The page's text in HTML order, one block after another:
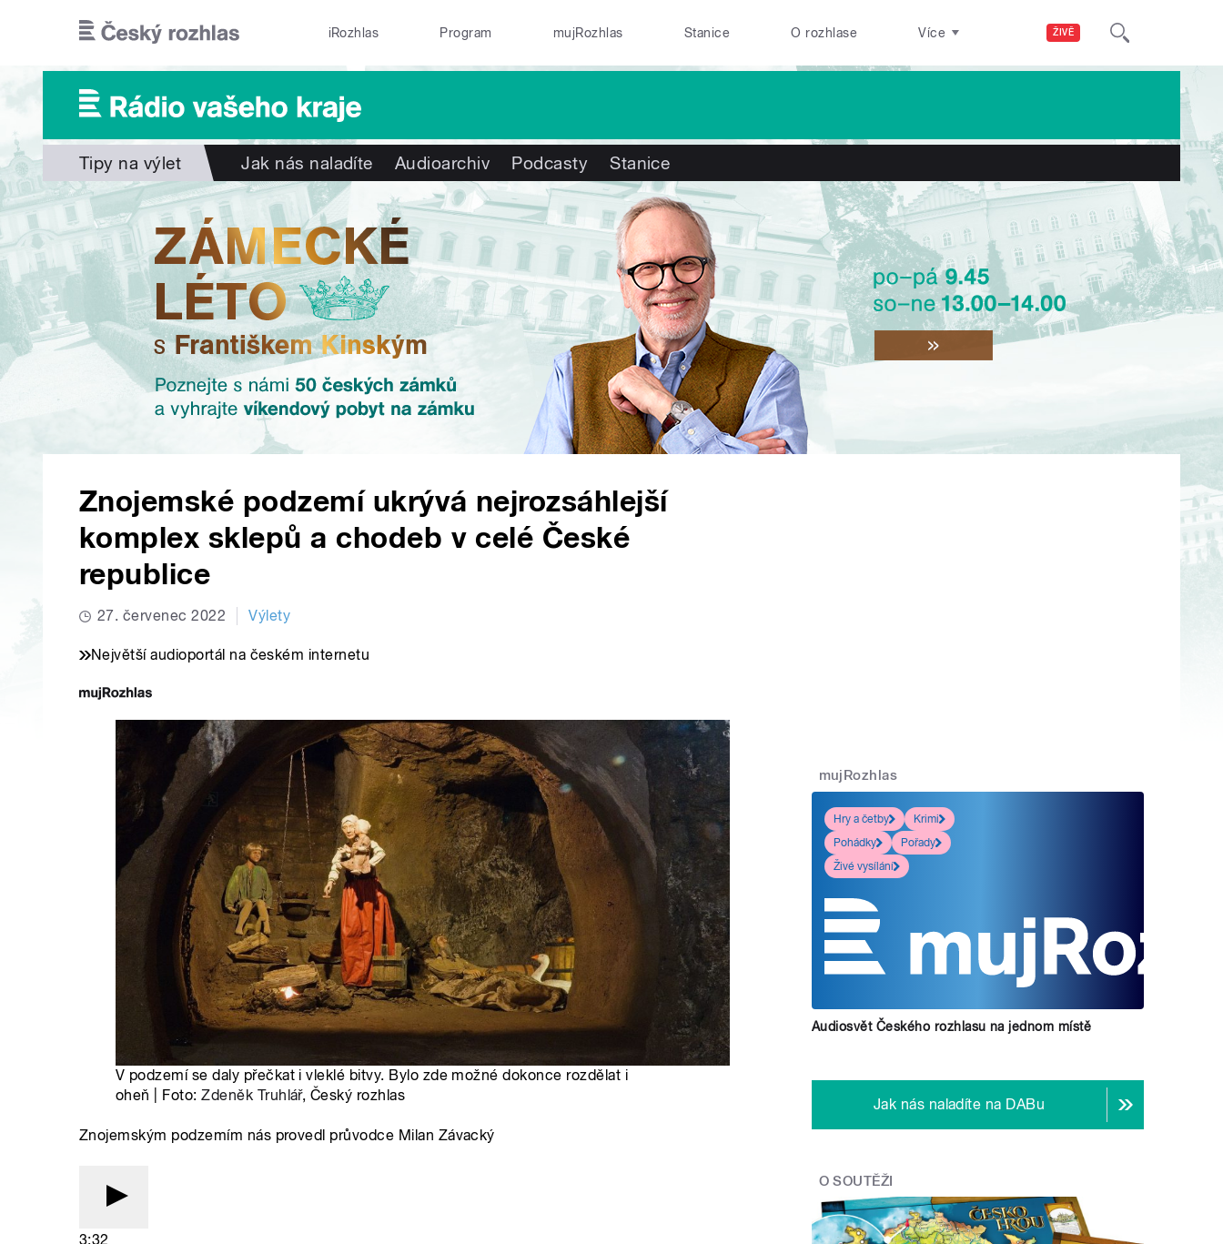
ŽIVĚ
iRozhlas Program mujRozhlas Stanice O rozhlase Více
Tipy na výlet Jak nás naladíte Audioarchiv Podcasty Stanice
Znojemské podzemí ukrývá nejrozsáhlejší
komplex sklepů a chodeb v celé České
republice
27. červenec 2022 Výlety
Největší audioportál na českém internetu
V podzemí se daly přečkat i vleklé bitvy. Bylo zde možné dokonce rozdělat i
oheň | Foto:Zdeněk Truhlář, Český rozhlas
Znojemským podzemím nás provedl průvodce Milan Závacký
3:32
mujRozhlas
Hry a četby
Krimi
Pohádky
Pořady
Živé vysílání
Audiosvět Českého rozhlasu na jednom místě
Jak nás naladíte na DABu
O SOUTĚŽI